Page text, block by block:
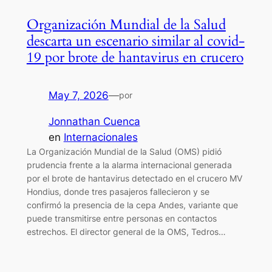
Organización Mundial de la Salud
descarta un escenario similar al covid-
19 por brote de hantavirus en crucero
May 7, 2026—por
Jonnathan Cuenca
en Internacionales
La Organización Mundial de la Salud (OMS) pidió
prudencia frente a la alarma internacional generada
por el brote de hantavirus detectado en el crucero MV
Hondius, donde tres pasajeros fallecieron y se
confirmó la presencia de la cepa Andes, variante que
puede transmitirse entre personas en contactos
estrechos. El director general de la OMS, Tedros…